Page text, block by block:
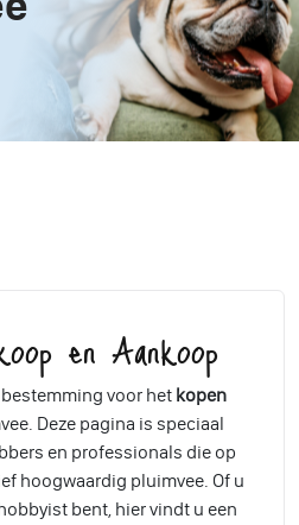
en Aankoop
voor het kopen
Deze pagina is speciaal
en professionals die op
hoogwaardig pluimvee. Of u
bent, hier vindt u een